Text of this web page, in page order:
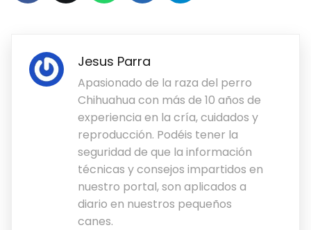
Jesus Parra
Apasionado de la raza del perro
Chihuahua con más de 10 años de
experiencia en la cría, cuidados y
reproducción. Podéis tener la
seguridad de que la información
técnicas y consejos impartidos en
nuestro portal, son aplicados a
diario en nuestros pequeños
canes.